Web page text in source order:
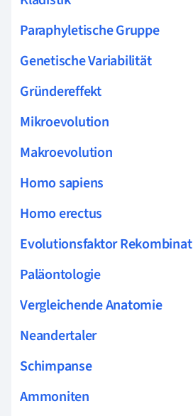
Paraphyletische Gruppe
Genetische Variabilität
Gründereffekt
Mikroevolution
Makroevolution
Homo sapiens
Homo erectus
Evolutionsfaktor
Paläontologie
Vergleichende Anatomie
Neandertaler
Schimpanse
Ammoniten